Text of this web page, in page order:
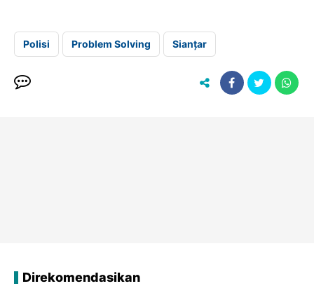
Polisi Problem Solving Sianțar
Direkomendasikan